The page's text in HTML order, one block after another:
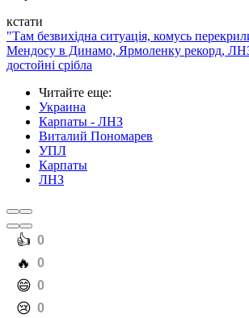
кстати
"Там безвихідна ситуація, комусь
Мендосу в Динамо, Ярмоленку рекорд, ЛНЗ
достойні срібла
Читайте еще:
Украина
Карпаты - ЛНЗ
Виталий Пономарев
УПЛ
Карпаты
ЛНЗ
️👍 0
️🔥 0
️😄 0
️😢 0